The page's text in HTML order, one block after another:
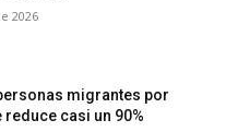
2026
migrantes por
reduce casi un 90%